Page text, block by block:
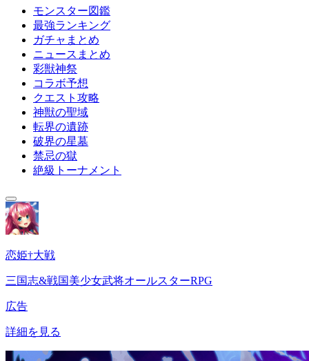
モンスター図鑑
最強ランキング
ガチャまとめ
ニュースまとめ
彩獣神祭
コラボ予想
クエスト攻略
神獣の聖域
転界の遺跡
破界の星墓
禁忌の獄
絶級トーナメント
恋姫†大戦
三国志&戦国美少女武将オールスターRPG
広告
詳細を見る